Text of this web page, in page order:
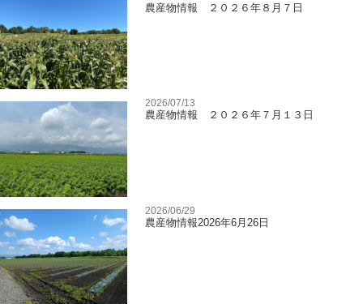
農産物情報 ２０２６年８月７日
2026/07/13
農産物情報 ２０２６年７月１３日
2026/06/29
農産物情報2026年6月26日